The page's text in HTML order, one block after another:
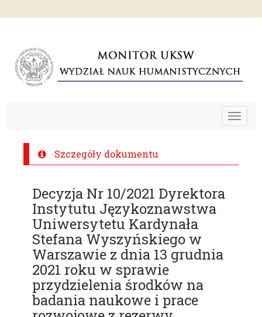
Toggle
Szczegóły dokumentu
Decyzja Nr 10/2021 Dyrektora
Instytutu Językoznawstwa
Uniwersytetu Kardynała
Stefana Wyszyńskiego w
Warszawie z dnia 13 grudnia
2021 roku w sprawie
przydzielenia środków na
badania naukowe i prace